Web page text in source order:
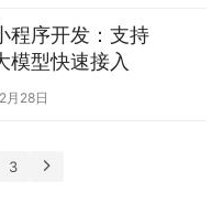
程序开发：支持
模型快速接入
月28日
3